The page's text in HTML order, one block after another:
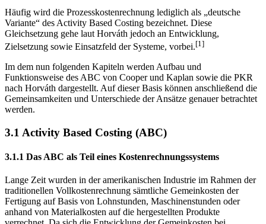
Häufig wird die Prozesskostenrechnung lediglich als „deutsche
Variante“ des Activity Based Costing bezeichnet. Diese
Gleichsetzung gehe laut Horváth jedoch an Ent­wicklung,
Zielsetzung sowie Einsatzfeld der Systeme, vorbei.[1]
Im dem nun folgenden Kapiteln werden Aufbau und
Funktionsweise des ABC von Cooper und Kaplan sowie die PKR
nach Horváth dargestellt. Auf dieser Basis können an­schließend die
Gemeinsamkeiten und Unterschiede der Ansätze genauer betrachtet
werden.
3.1 Activity Based Costing (ABC)
3.1.1 Das ABC als Teil eines Kostenrechnungssystems
Lange Zeit wurden in der amerikanischen Industrie im Rahmen der
traditionellen Vollkostenrechnung sämtliche Gemeinkosten der
Fertigung auf Basis von Lohnstunden, Maschinenstunden oder
anhand von Materialkosten auf die hergestellten Produkte